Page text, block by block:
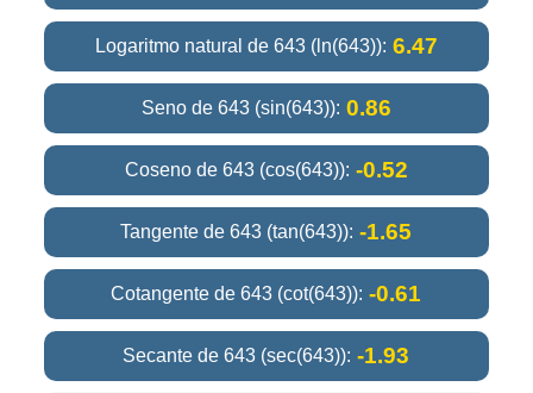
Logaritmo natural de 643 (ln(643)): 6.47
Seno de 643 (sin(643)): 0.86
Coseno de 643 (cos(643)): -0.52
Tangente de 643 (tan(643)): -1.65
Cotangente de 643 (cot(643)): -0.61
Secante de 643 (sec(643)): -1.93